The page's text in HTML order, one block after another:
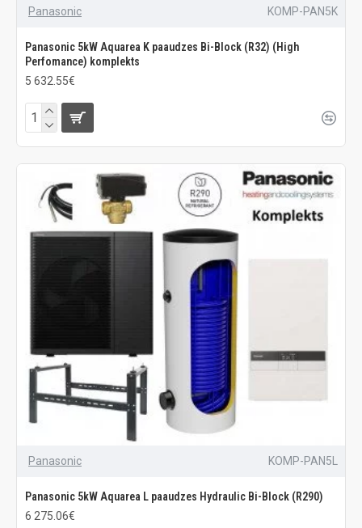
Panasonic KOMP-PAN5K
Panasonic 5kW Aquarea K paaudzes Bi-Block (R32) (High
Perfomance) komplekts
5 632.55€
Panasonic KOMP-PAN5L
Panasonic 5kW Aquarea L paaudzes Hydraulic Bi-Block (R290)
6 275.06€